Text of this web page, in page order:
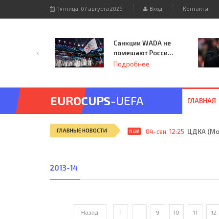
Пятница, 07 августа 2026 Вход Контакты
Санкции WADA не
помешают России
принять
Подробнее
EUROCUPS-UEFA ГЛАВНАЯ
ГЛАВНЫЕ НОВОСТИ NEW 04-сен, 12:25 ЦДКА
2013-14
Назад 1 9 10 11 12